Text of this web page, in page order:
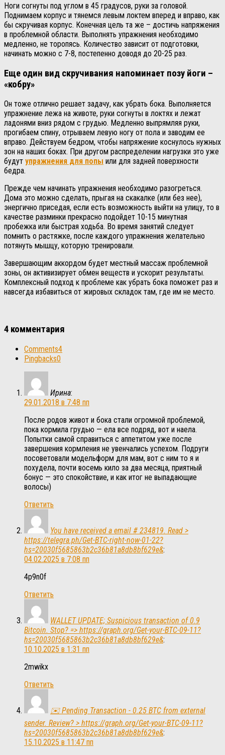
Ноги согнуты под углом в 45 градусов, руки за головой.
Поднимаем корпус и тянемся левым локтем вперед и вправо, как
бы скручивая корпус. Конечная цель та же – достичь напряжения
в проблемной области. Выполнять упражнения необходимо
медленно, не торопясь. Количество зависит от подготовки,
начинать можно с 7-8, постепенно доводя до 20-25 раз.
Еще один вид скручивания напоминает позу йоги –
«кобру»
Он тоже отлично решает задачу, как убрать бока. Выполняется
упражнение лежа на животе, руки согнуты в локтях и лежат
ладонями вниз рядом с грудью. Медленно выпрямляя руки,
прогибаем спину, отрываем левую ногу от пола и заводим ее
вправо. Действуем бедром, чтобы напряжение коснулось нужных
зон на наших боках. При другом распределении нагрузки это уже
будут упражнения для попы или для задней поверхности
бедра.
Прежде чем начинать упражнения необходимо разогреться.
Дома это можно сделать, прыгая на скакалке (или без нее),
энергично приседая, если есть возможность выйти на улицу, то в
качестве разминки прекрасно подойдет 10-15 минутная
пробежка или быстрая ходьба. Во время занятий следует
помнить о растяжке, после каждого упражнения желательно
потянуть мышцу, которую тренировали.
Завершающим аккордом будет местный массаж проблемной
зоны, он активизирует обмен веществ и ускорит результаты.
Комплексный подход к проблеме как убрать бока поможет раз и
навсегда избавиться от жировых складок там, где им не место.
4 комментария
Comments4
Pingbacks0
Ирина:
29.01.2018 в 7:48 пп
После родов живот и бока стали огромной проблемой,
пока кормила грудью — ела все подряд, вот и наела.
Попытки самой справиться с аппетитом уже после
завершения кормления не увенчались успехом. Подруги
посоветовали модельформ для мам, вот с ним то я и
похудела, почти восемь кило за два месяца, приятный
бонус — это спокойствие, и как итог не выпадающие
волосы)
Ответить
You have received a email # 234819. Read >
https://telegra.ph/Get-BTC-right-now-01-22?
hs=20030f5685863b2c36b81a8db8bf629e&:
04.02.2025 в 7:08 пп
4p9n0f
Ответить
WALLET UPDATE; Suspicious transaction of 0.9
Bitcoin. Stop? => https://graph.org/Get-your-BTC-09-11?
hs=20030f5685863b2c36b81a8db8bf629e&:
10.10.2025 в 1:31 пп
2mwikx
Ответить
✉️ Pending Transaction - 0.25 BTC from external
sender. Review? > https://graph.org/Get-your-BTC-09-11?
hs=20030f5685863b2c36b81a8db8bf629e&:
15.10.2025 в 11:47 пп